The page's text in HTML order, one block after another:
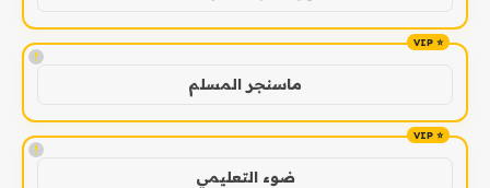
!
ماسنجر المسلم
!
ضوء التعليمي